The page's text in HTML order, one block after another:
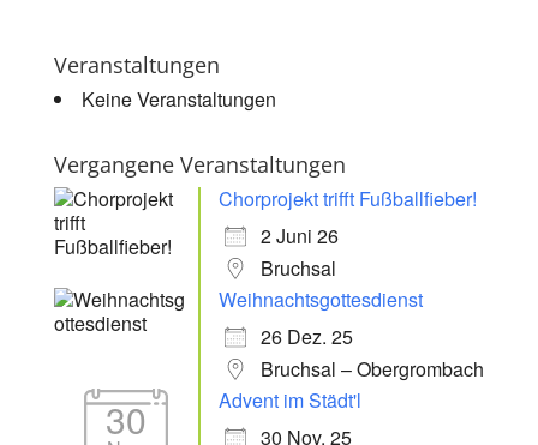
Veranstaltungen
Keine Veranstaltungen
Vergangene Veranstaltungen
Chorprojekt trifft Fußballfieber!
2 Juni 26
Bruchsal
Weihnachtsgottesdienst
26 Dez. 25
Bruchsal – Obergrombach
30
Advent im Städt'l
30 Nov. 25